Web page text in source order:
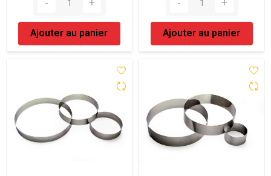
Ajouter au panier Ajouter au panier